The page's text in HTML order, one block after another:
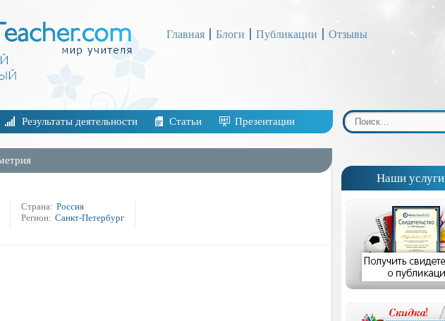
Главная Блоги Публикации Отзывы
Результаты деятельности Статьи Презентации
Страна: Россия
Регион: Санкт-Петербург
Наши услуги